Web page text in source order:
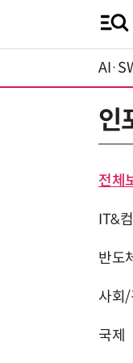
인
전체
IT&
반도
사회/
국제